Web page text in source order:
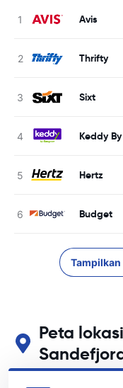
Avis
Thrifty
Sixt
Keddy
Hertz
Budget
Peta
Lihat lokasi